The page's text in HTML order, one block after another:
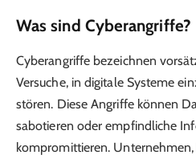
Was sind Cyberangriffe?
Cyberangriffe bezeichnen
Versuche, in digitale Systeme
stören. Diese Angriffe können
sabotieren oder empfindliche
kompromittieren. Unternehmen,